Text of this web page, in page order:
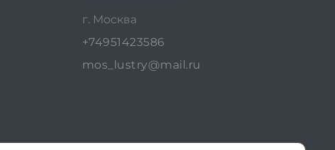
г. Москва
+74951423586
mos_lustry@mail.ru